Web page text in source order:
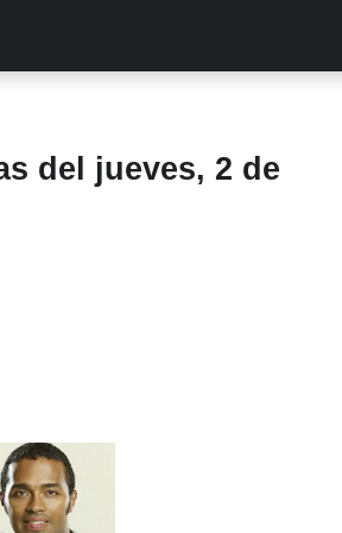
del jueves, 2 de